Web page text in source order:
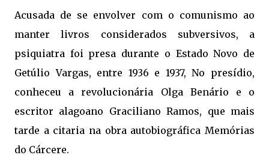
Acusada de se envolver com o comunismo ao
manter livros considerados subversivos, a
psiquiatra foi presa durante o Estado Novo de
Getúlio Vargas, entre 1936 e 1937, No presídio,
conheceu a revolucionária Olga Benário e o
escritor alagoano Graciliano Ramos, que mais
tarde a citaria na obra autobiográfica Memórias
do Cárcere.